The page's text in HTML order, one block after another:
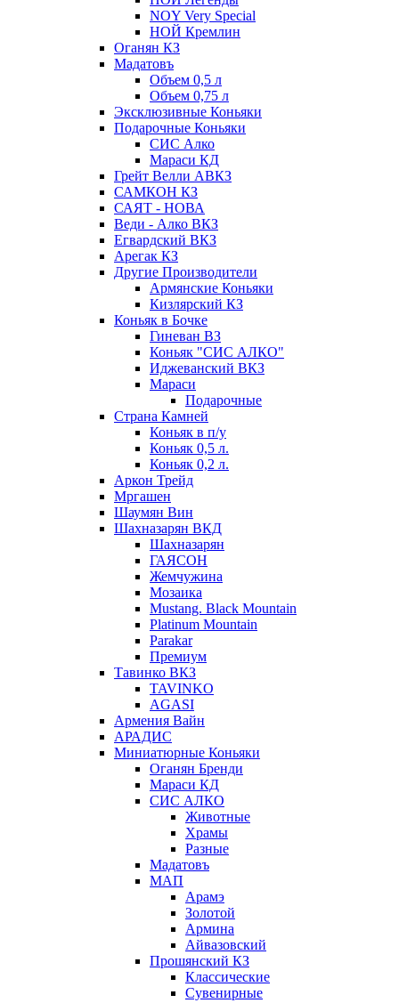
NOY Very Speсial
НОЙ Кремлин
Оганян КЗ
Мадатовъ
Объем 0,5 л
Объем 0,75 л
Эксклюзивные Коньяки
Подарочные Коньяки
СИС Алко
Мараси КД
Грейт Велли АВКЗ
САМКОН КЗ
САЯТ - НОВА
Веди - Алко ВКЗ
Егвардский ВКЗ
Арегак КЗ
Другие Производители
Армянские Коньяки
Кизлярский КЗ
Коньяк в Бочке
Гиневан ВЗ
Коньяк "СИС АЛКО"
Иджеванский ВКЗ
Мараси
Подарочные
Страна Камней
Коньяк в п/у
Коньяк 0,5 л.
Коньяк 0,2 л.
Аркон Трейд
Мргашен
Шаумян Вин
Шахназарян ВКД
Шахназарян
ГАЯСОН
Жемчужина
Мозаика
Mustang. Black Mountain
Platinum Mountain
Parakar
Премиум
Тавинко ВКЗ
TAVINKO
AGASI
Армения Вайн
АРАДИС
Миниатюрные Коньяки
Оганян Бренди
Мараси КД
СИС АЛКО
Животные
Храмы
Разные
Мадатовъ
МАП
Арамэ
Золотой
Армина
Айвазовский
Прошянский КЗ
Классические
Сувенирные